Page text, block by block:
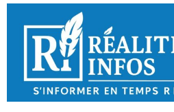
Skip
content